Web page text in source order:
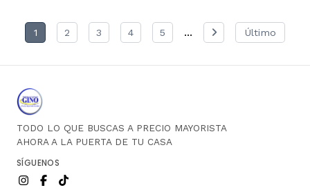
1 2 3 4 5 ... Último
TODO LO QUE BUSCAS A PRECIO MAYORISTA
AHORA A LA PUERTA DE TU CASA
SÍGUENOS